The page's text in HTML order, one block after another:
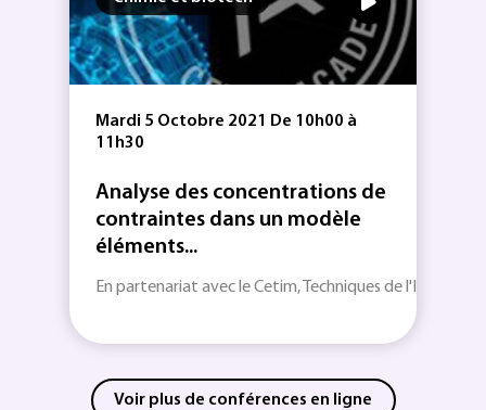
Mardi 5 Octobre 2021 De 10h00 à
11h30
Analyse des concentrations de
contraintes dans un modèle
éléments...
En partenariat avec le Cetim, Techniques de l'Ingénieur
Voir plus de conférences en ligne